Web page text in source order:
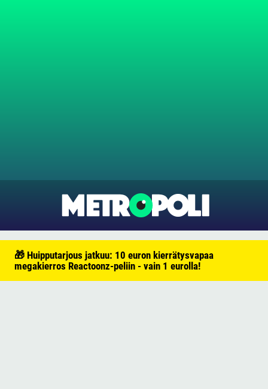
🎁 Huipputarjous jatkuu: 10 euron kierrätysvapaa
megakierros Reactoonz-peliin - vain 1 eurolla!